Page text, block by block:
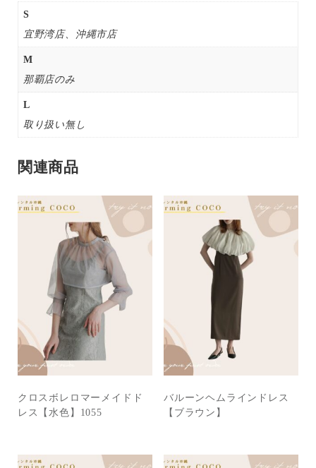
S
宜野湾店、沖縄市店
M
那覇店のみ
L
取り扱い無し
関連商品
クロスボレロマーメイドド
レス【水色】1055
バルーンヘムラインドレス
【ブラウン】